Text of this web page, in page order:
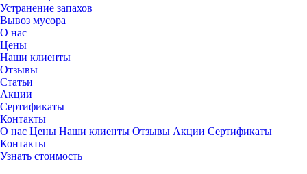
Устранение запахов
Вывоз мусора
О нас
Цены
Наши клиенты
Отзывы
Статьи
Акции
Сертификаты
Контакты
О нас Цены Наши клиенты Отзывы Акции Сертификаты
Контакты
Узнать стоимость